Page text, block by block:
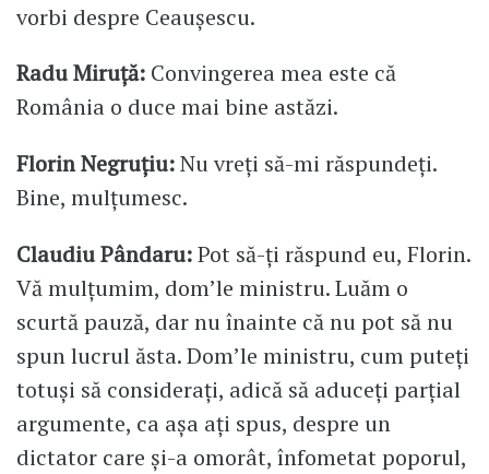
vorbi despre Ceaușescu.
Radu Miruță: Convingerea mea este că
România o duce mai bine astăzi.
Florin Negruțiu:Nu vreți să-mi răspundeți.
Bine, mulțumesc.
Claudiu Pândaru:Pot să-ți răspund eu, Florin.
Vă mulțumim, dom’le ministru. Luăm o
scurtă pauză, dar nu înainte că nu pot să nu
spun lucrul ăsta. Dom’le ministru, cum puteți
totuși să considerați, adică să aduceți parțial
argumente, ca așa ați spus, despre un
dictator care și-a omorât, înfometat poporul,